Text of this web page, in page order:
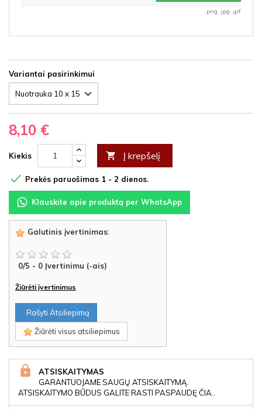
.png .jpg .gif
Variantai pasirinkimui
8,10 €
Kiekis  Į krepšelį
 Prekės paruošimas 1 - 2 dienos.
Klauskite apie produktą per WhatsApp
Galutinis įvertinimas:
0/5 - 0 Įvertinimu (-ais)
Žiūrėti įvertinimus
Rašyti Atsiliepimą
Žiūrėti visus atsiliepimus
ATSISKAITYMAS
GARANTUOJAME SAUGŲ ATSISKAITYMĄ.
ATSISKAITYMO BŪDUS GALITE RASTI PASPAUDĘ ČIA..